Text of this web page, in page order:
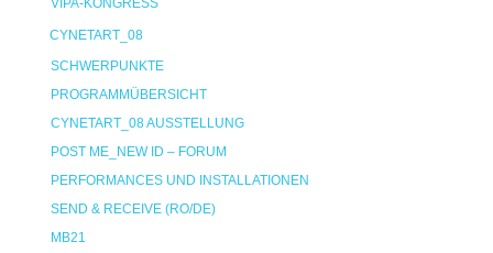
VIPA-KONGRESS
CYNETART_08
SCHWERPUNKTE
PROGRAMMÜBERSICHT
CYNETART_08 AUSSTELLUNG
POST ME_NEW ID – FORUM
PERFORMANCES UND INSTALLATIONEN
SEND & RECEIVE (RO/DE)
MB21